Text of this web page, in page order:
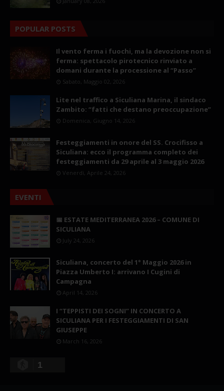
POPULAR POSTS
Il vento ferma i fuochi, ma la devozione non si
ferma: spettacolo pirotecnico rinviato a
domani durante la processione al “Passo”
Sabato, Maggio 02, 2026
Lite nel traffico a Siculiana Marina, il sindaco
Zambito: “fatti che destano preoccupazione”
Domenica, Giugno 14, 2026
Festeggiamenti in onore del SS. Crocifisso a
Siculiana: ecco il programma completo dei
festeggiamenti da 29 aprile al 3 maggio 2026
Venerdì, Aprile 24, 2026
EVENTI
📅 ESTATE MEDITERRANEA 2026 – COMUNE DI
SICULIANA
July 24, 2026
Siculiana, concerto del 1° Maggio 2026 in
Piazza Umberto I: arrivano I Cugini di
Campagna
April 14, 2026
I “TEPPISTI DEI SOGNI” IN CONCERTO A
SICULIANA PER I FESTEGGIAMENTI DI SAN
GIUSEPPE
March 16, 2026
1